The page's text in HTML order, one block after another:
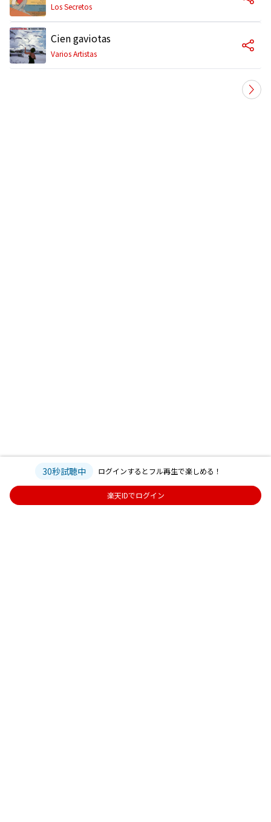
Los Secretos
Cien gaviotas
Varios Artistas
30秒試聴中 ログインするとフル再生で楽しめる！
楽天IDでログイン